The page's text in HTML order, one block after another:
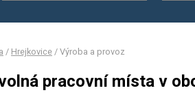
/ Hrejkovice / Výroba a provoz
pracovní místa v